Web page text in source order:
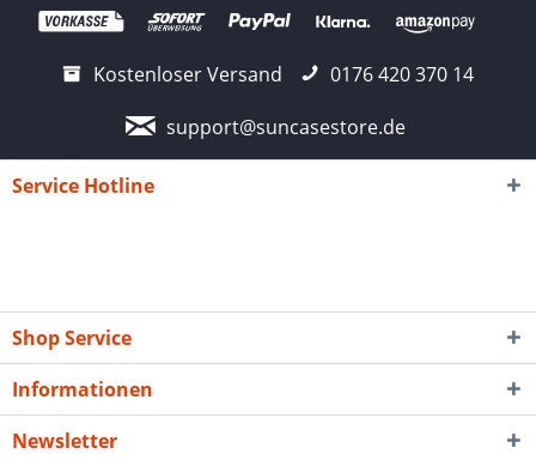
Kostenloser Versand
0176 420 370 14
support@suncasestore.de
Service Hotline
Shop Service
Informationen
Newsletter